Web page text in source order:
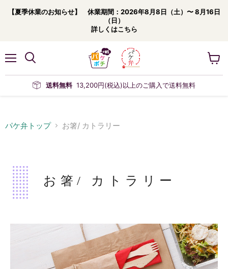
【夏季休業のお知らせ】 休業期間：2026年8月8日（土）〜 8月16日
（日）
詳しくはこちら
ニ
送料無料 13,200円(税込)以上のご購入で送料無料
ー
パケ弁トップ お箸/ カトラリー
お箸/ カトラリー